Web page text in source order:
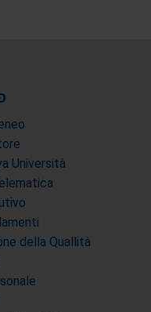
Università
della Quallità